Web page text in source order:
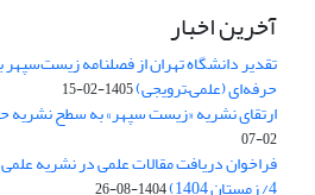
آخرین اخبار
تقدیر دانشگاه تهران از فصلنامه
حرفه‌ای (علمی–ترویجی)1405-02-15
ارتقای نشریه «زیست‌ سپهر» به سطح نشریه
02-07
فراخوان دریافت مقالات علمی در نشریه